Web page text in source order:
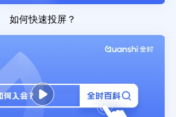
如何快速投屏？